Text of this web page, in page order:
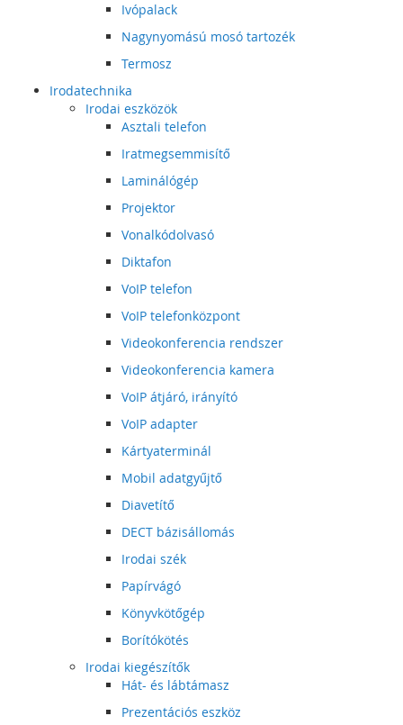
Ivópalack
Nagynyomású mosó tartozék
Termosz
Irodatechnika
Irodai eszközök
Asztali telefon
Iratmegsemmisítő
Laminálógép
Projektor
Vonalkódolvasó
Diktafon
VoIP telefon
VoIP telefonközpont
Videokonferencia rendszer
Videokonferencia kamera
VoIP átjáró, irányító
VoIP adapter
Kártyaterminál
Mobil adatgyűjtő
Diavetítő
DECT bázisállomás
Irodai szék
Papírvágó
Könyvkötőgép
Borítókötés
Irodai kiegészítők
Hát- és lábtámasz
Prezentációs eszköz